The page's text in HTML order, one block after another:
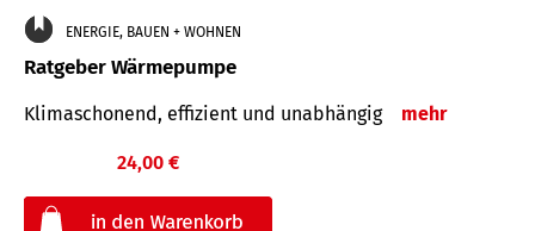
ENERGIE, BAUEN + WOHNEN
Ratgeber Wärmepumpe
Klimaschonend, effizient und unabhängig mehr
24,00 €